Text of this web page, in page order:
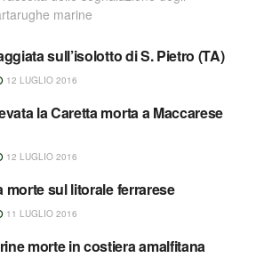
marine
sull’isolotto di S. Pietro (TA)
12 LUGLIO 2016
la Caretta morta a Maccarese
12 LUGLIO 2016
morte sul litorale ferrarese
11 LUGLIO 2016
morte in costiera amalfitana